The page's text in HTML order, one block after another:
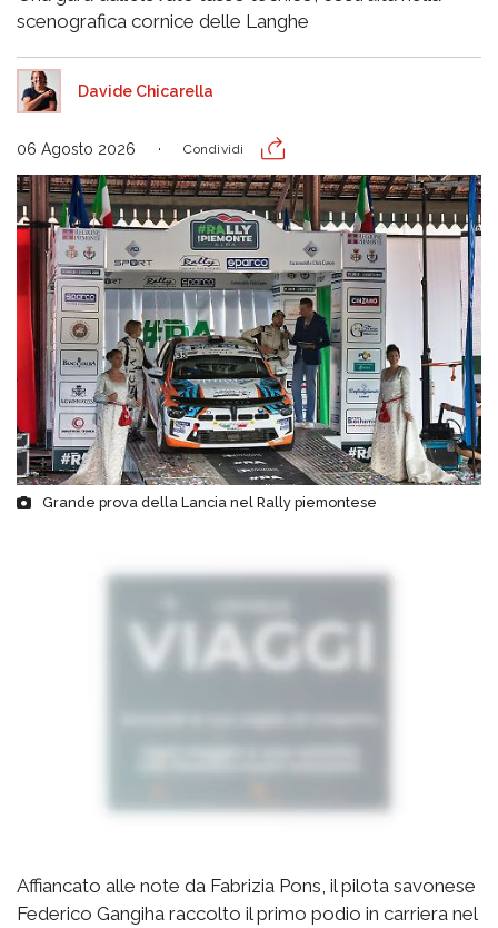
scenografica cornice delle Langhe
Davide Chicarella
06 Agosto 2026 Condividi
Grande prova della Lancia nel Rally piemontese
Affiancato alle note da Fabrizia Pons, il pilota savonese
Federico Gangiha raccolto il primo podio in carriera nel